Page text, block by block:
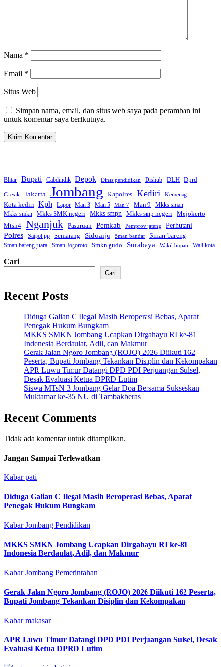
Nama *
Email *
Situs Web
Simpan nama, email, dan situs web saya pada peramban ini
untuk komentar saya berikutnya.
Blitar Bupati Cabdindik Depok Dinas pendidikan Dishub DLH Dprd
Gresik Jakarta Jombang Kapolres Kediri Kemenag
Kota kediri Kph Lapor Man 3 Man 5 Man 7 Man 9
Mkks sman
Mkks smkn
Mkks SMK negeri Mkks smpn Mkks smp negeri Mojokerto
Mtsn4 Nganjuk Pasuruan Pemkab Pemprov jateng Perhutani
Polres Satpol pp Semarang Sidoarjo Sman bandar Sman bareng
Sman bareng juara Sman Jogoroto Smkn gudo Surabaya Wakil bupati Wali kota
Cari
Cari
Recent Posts
Diduga Galian C Ilegal Masih Beroperasi Bebas, Aparat
Penegak Hukum Bungkam
MKKS SMKN Jombang Ucapkan Dirgahayu RI ke-81
Indonesia Berdaulat, Adil, dan Makmur
Gerak Jalan Ngoro Jombang (ROJO) 2026 Diikuti 162
Peserta, Bupati Jombang Tekankan Disiplin dan Kekompakan
APR Luwu Timur Datangi DPD PDI Perjuangan Sulsel,
Desak Evaluasi Ketua DPRD Lutim
Siswa MTsN 3 Jombang Gelar Doa Bersama Sukseskan
Muktamar ke-35 NU di Tambakberas
Recent Comments
Tidak ada komentar untuk ditampilkan.
Jangan Sampai Terlewatkan
Kabar pati
Diduga Galian C Ilegal Masih Beroperasi Bebas, Aparat
Penegak Hukum Bungkam
Kabar Jombang Pendidikan
MKKS SMKN Jombang Ucapkan Dirgahayu RI ke-81
Indonesia Berdaulat, Adil, dan Makmur
Kabar Jombang Pemerintahan
Gerak Jalan Ngoro Jombang (ROJO) 2026 Diikuti 162 Peserta,
Bupati Jombang Tekankan Disiplin dan Kekompakan
Kabar makasar
APR Luwu Timur Datangi DPD PDI Perjuangan Sulsel, Desak
Evaluasi Ketua DPRD Lutim